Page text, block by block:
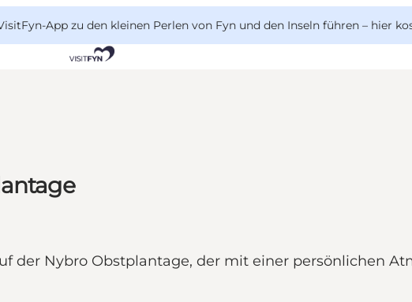
App zu den kleinen Perlen von Fyn und den Inseln führen – hier
der Nybro Obstplantage, der mit einer persönlichen